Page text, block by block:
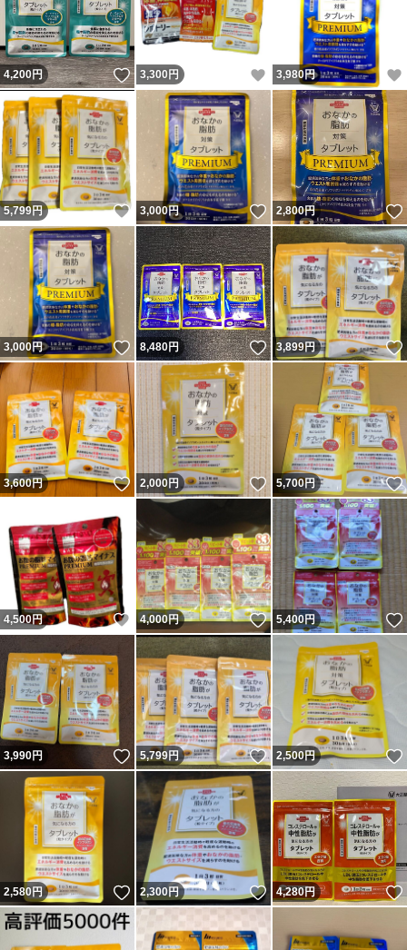
4,200円 いいね！
3,300 円 いいね！
3,980円
5,799円 いいね！
3,000円 いいね！
2,800円
3,000円 いいね！
8,480円 いいね！
3,899円
3,600円 いいね！
2,000円 いいね！
5,700円
4,500円 いいね！
4,000円 いいね！
5,400円
3,990円 いいね！
5,799円 いいね！
2,500円
2,580円 いいね！
2,300円 いいね！
4,280円